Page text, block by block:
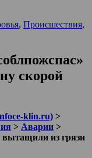
, Происшествия,
скорой
klin.ru) >
> Аварии >
из грязи